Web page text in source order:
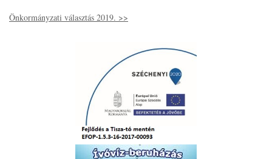
Önkormányzati választás 2019. >>